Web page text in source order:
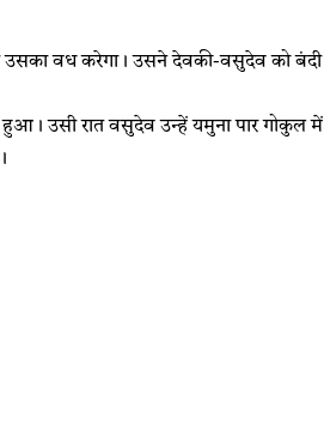
वध करेगा। उसने देवकी-वसुदेव को बंदी
उसी रात वसुदेव उन्हें यमुना पार गोकुल में